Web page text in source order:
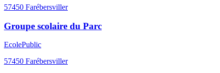
57450 Farébersviller
Groupe scolaire du Parc
EcolePublic
57450 Farébersviller